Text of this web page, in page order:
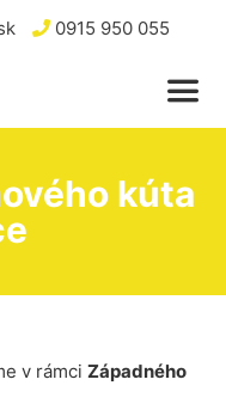
0915 950 055
kúta
v rámci Západného